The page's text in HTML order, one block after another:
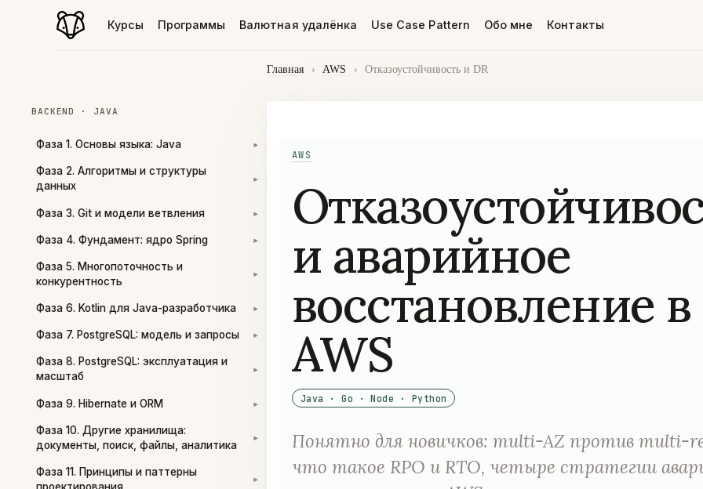
Курсы Программы Валютная удалёнка Use Case Pattern Обо мне Контакты
BACKEND · JAVA
Фаза 1. Основы языка: Java ▾
Фаза 2. Алгоритмы и структуры
данных
▾
Фаза 3. Git и модели ветвления ▾
Фаза 4. Фундамент: ядро Spring ▾
Фаза 5. Многопоточность и
конкурентность
▾
Фаза 6. Kotlin для Java-разработчика ▾
Фаза 7. PostgreSQL: модель и запросы ▾
Фаза 8. PostgreSQL: эксплуатация и
масштаб
▾
Фаза 9. Hibernate и ORM ▾
Фаза 10. Другие хранилища:
документы, поиск, файлы, аналитика
▾
Фаза 11. Принципы и паттерны
▾
Главная › AWS › Отказоустойчивость и DR
AWS
и аварийное
восстановление в
AWS
Java · Go · Node · Python
Понятно для новичков: multi-AZ против multi-
что такое RPO и RTO, четыре стратегии